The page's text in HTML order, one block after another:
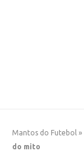
Mantos do Futebol »
do mito